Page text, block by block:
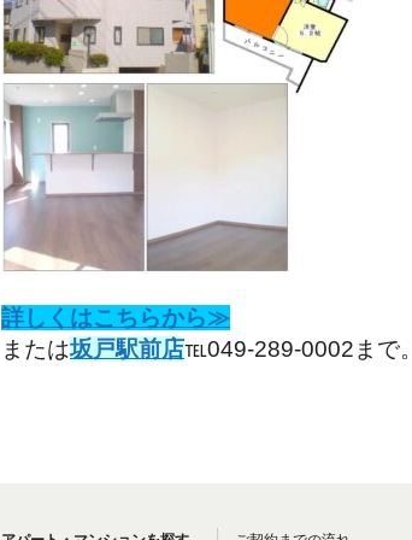
詳しくはこちらから≫
または坂戸駅前店℡049-289-0002まで。